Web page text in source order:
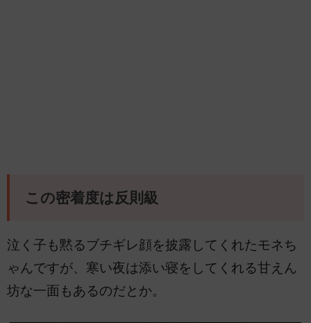
この密着度は反則級
泣く子も黙るブチギレ顔を披露してくれたモネち
ゃんですが、寒い夜は添い寝をしてくれる甘えん
坊な一面もあるのだとか。